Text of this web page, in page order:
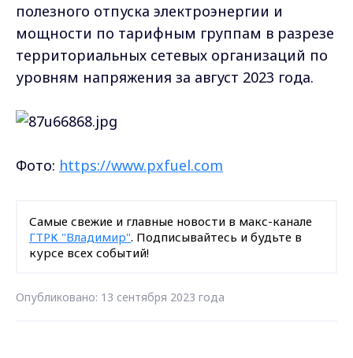
полезного отпуска электроэнергии и
мощности по тарифным группам в разрезе
территориальных сетевых организаций по
уровням напряжения за август 2023 года.
Фото: https://www.pxfuel.com
Самые свежие и главные новости в макс-канале
ГТРК "Владимир". Подписывайтесь и будьте в
курсе всех событий!
Опубликовано: 13 сентября 2023 года